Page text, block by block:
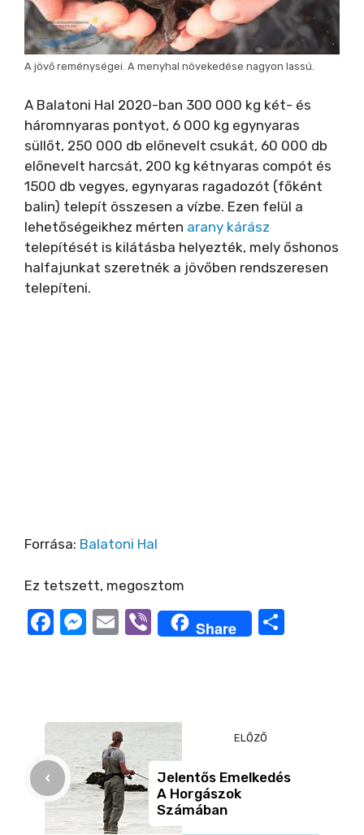
A jövő reménységei. A menyhal növekedése nagyon lassú.
A Balatoni Hal 2020-ban 300 000 kg két- és
háromnyaras pontyot, 6 000 kg egynyaras
süllőt, 250 000 db előnevelt csukát, 60 000 db
előnevelt harcsát, 200 kg kétnyaras compót és
1500 db vegyes, egynyaras ragadozót (főként
balin) telepít összesen a vízbe. Ezen felül a
lehetőségeikhez mérten arany kárász
telepítését is kilátásba helyezték, mely őshonos
halfajunkat szeretnék a jövőben rendszeresen
telepíteni.
Forrása: Balatoni Hal
Ez tetszett, megosztom
F
b
o
o
k
M
n
g
er
E
Vi
Share
g
ELŐZŐ
Jelentős Emelkedés
A Horgászok
Számában